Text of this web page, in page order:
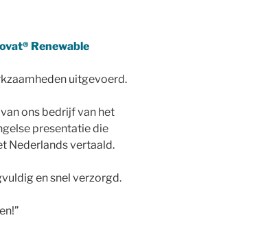
Renewable
uitgevoerd.
ons bedrijf van het
presentatie die
Nederlands vertaald.
en snel verzorgd.